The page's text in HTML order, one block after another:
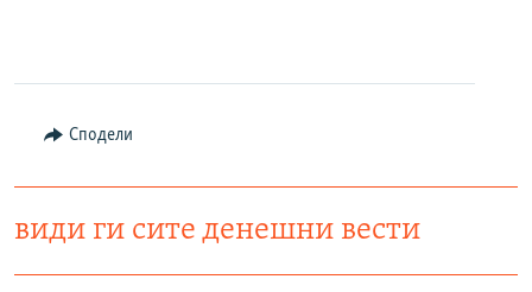
Сподели
види ги сите денешни вести